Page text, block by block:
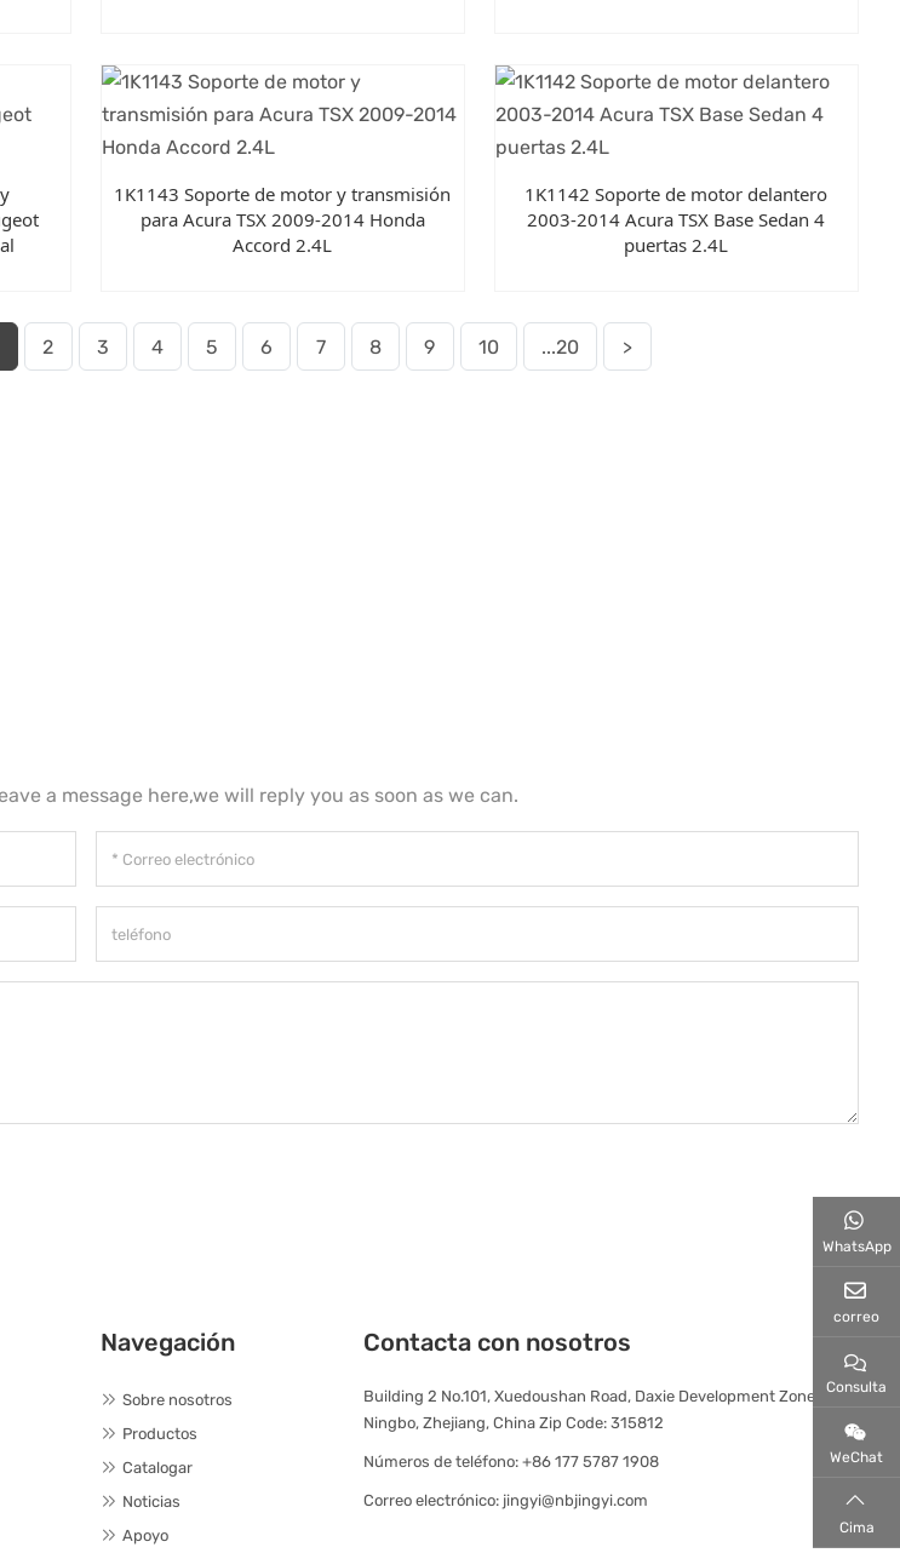
1K1143 Soporte de motor y transmisión
para Acura TSX 2009-2014 Honda
Accord 2.4L
1K1142 Soporte de motor delantero
2003-2014 Acura TSX Base Sedan 4
puertas 2.4L
2 3 4 5 6 7 8 9 10 ...20 >
a message here,we will reply you as soon as we can.
Navegación
Sobre nosotros
Productos
Catalogar
Noticias
Apoyo
Contacta con nosotros
Building 2 No.101, Xuedoushan Road, Daxie Development Zone,
Ningbo, Zhejiang, China Zip Code: 315812
Números de teléfono: +86 177 5787 1908
Correo electrónico: jingyi@nbjingyi.com
WhatsApp
correo
Consulta
WeChat
Cima